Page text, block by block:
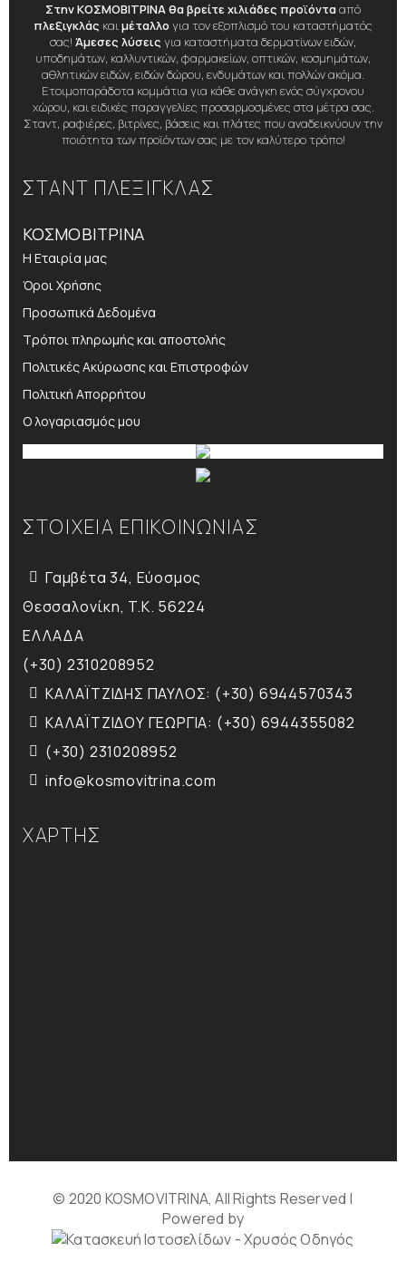
Στην ΚΟΣΜΟΒΙΤΡΙΝΑ θα βρείτε χιλιάδες προϊόντααπό
πλεξιγκλάς καιμέταλλο για τον εξοπλισμό του καταστήματός
σας! Άμεσες λύσεις για καταστήματα δερματίνων ειδών,
υποδημάτων, καλλυντικών, φαρμακείων, οπτικών, κοσμημάτων,
αθλητικών ειδών, ειδών δώρου, ενδυμάτων και πολλών ακόμα.
Ετοιμοπαράδοτα κομμάτια για κάθε ανάγκη ενός σύγχρονου
χώρου, και ειδικές παραγγελίες προσαρμοσμένες στα μέτρα σας.
Σταντ, ραφιέρες, βιτρίνες, βάσεις και πλάτες που αναδεικνύουν την
ποιότητα των προϊόντων σας με τον καλύτερο τρόπο!
ΣΤΑΝΤ ΠΛΕΞΙΓΚΛΑΣ
ΚΟΣΜΟΒΙΤΡΙΝΑ
Η Εταιρία μας
Όροι Χρήσης
Προσωπικά Δεδομένα
Τρόποι πληρωμής και αποστολής
Πολιτικές Ακύρωσης και Επιστροφών
Πολιτική Απορρήτου
Ο λογαριασμός μου
ΣΤΟΙΧΕΙΑ ΕΠΙΚΟΙΝΩΝΙΑΣ
Γαμβέτα 34, Εύοσμος
Θεσσαλονίκη, T.K. 56224
ΕΛΛΑΔΑ
(+30) 2310208952
ΚΑΛΑΪΤΖΙΔΗΣ ΠΑΥΛΟΣ: (+30) 6944570343
ΚΑΛΑΪΤΖΙΔΟΥ ΓΕΩΡΓΙΑ: (+30) 6944355082
(+30) 2310208952
info@kosmovitrina.com
ΧΑΡΤΗΣ
© 2020 KOSMOVITRINA, All Rights Reserved |
Powered by